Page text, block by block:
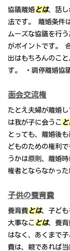
協議離婚 とは、話
法です。 離婚条件
ムーズな協議を行
がポイントです。
出はもちろんのこ
す。 ・調停離婚協
面会交流権
たとえ夫婦が離婚
は我が子に会うこ
とっても、離婚後
どものための権利
うかは原則、離婚
権者とならなかっ
子供の養育費
養育費 とは、子ども
大事なこ とは、養
はなく、あくまで
費は、親であれば